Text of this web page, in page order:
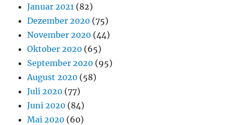
Januar 2021 (82)
Dezember 2020 (75)
November 2020 (44)
Oktober 2020 (65)
September 2020 (95)
August 2020 (58)
Juli 2020 (77)
Juni 2020 (84)
Mai 2020 (60)